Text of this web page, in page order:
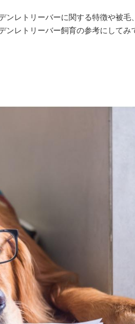
ンレトリーバーに関する特徴や被毛
ンレトリーバー飼育の参考にしてみ